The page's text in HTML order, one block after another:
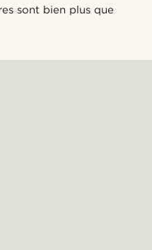
sont bien plus que